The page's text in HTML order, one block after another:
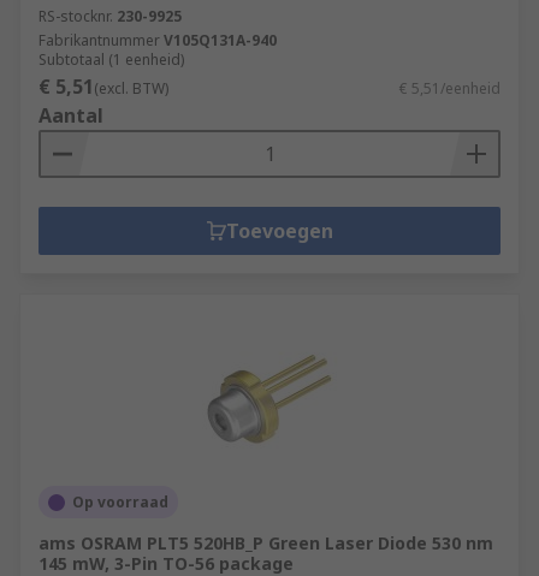
RS-stocknr. 230-9925
FabrikantnummerV105Q131A-940
Subtotaal (1 eenheid)
€ 5,51(excl. BTW) € 5,51/eenheid
Aantal
Toevoegen
Op voorraad
ams OSRAM PLT5 520HB_P Green Laser Diode 530 nm
145 mW, 3-Pin TO-56 package